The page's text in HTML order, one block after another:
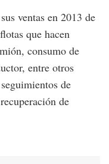
ventas en 2013 de
que hacen
consumo de
entre otros
de
de